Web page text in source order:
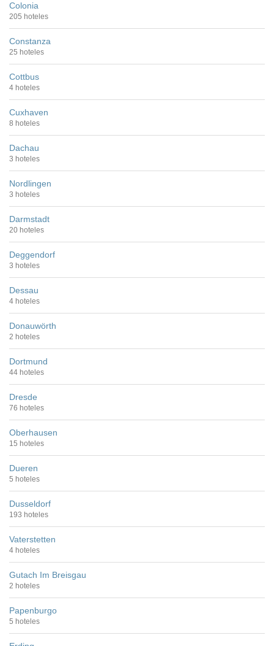
Colonia
205 hoteles
Constanza
25 hoteles
Cottbus
4 hoteles
Cuxhaven
8 hoteles
Dachau
3 hoteles
Nordlingen
3 hoteles
Darmstadt
20 hoteles
Deggendorf
3 hoteles
Dessau
4 hoteles
Donauwörth
2 hoteles
Dortmund
44 hoteles
Dresde
76 hoteles
Oberhausen
15 hoteles
Dueren
5 hoteles
Dusseldorf
193 hoteles
Vaterstetten
4 hoteles
Gutach Im Breisgau
2 hoteles
Papenburgo
5 hoteles